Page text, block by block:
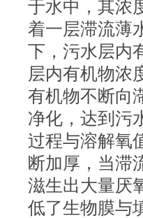
于水中，其浓
着一层滞流薄
下，污水层内
层内有机物浓
有机物不断向
净化，达到污
过程与溶解氧
断加厚，当滞
滋生出大量厌
低了生物膜与